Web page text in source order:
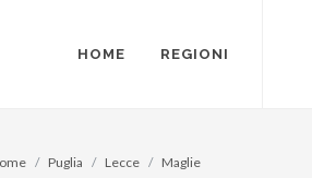
HOME REGIONI
Puglia Lecce Maglie